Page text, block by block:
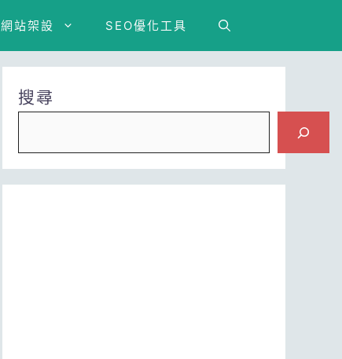
網站架設 SEO優化工具
搜尋